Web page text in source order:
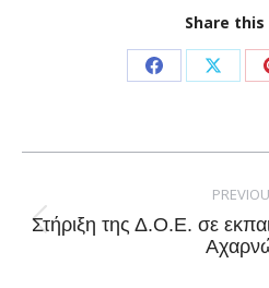
Share
Share
Facebook
Share
X
navigation
Στήριξη της Δ.Ο.Ε. σε